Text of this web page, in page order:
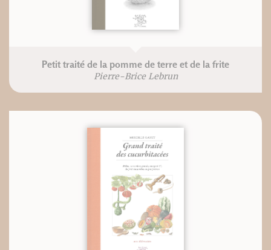
Petit traité de la pomme de terre et de la frite
Pierre-Brice Lebrun